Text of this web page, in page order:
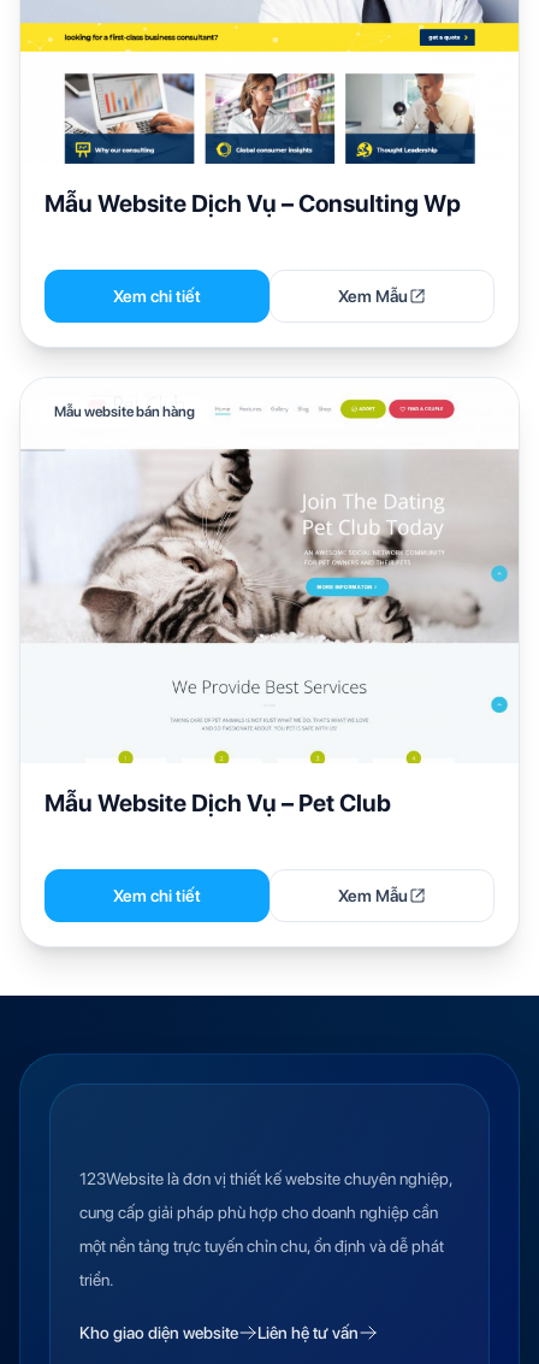
Mẫu Website Dịch Vụ – Consulting Wp
Xem chi tiết Xem Mẫu
Mẫu website bán hàng
Mẫu Website Dịch Vụ – Pet Club
Xem chi tiết Xem Mẫu
123Website là đơn vị thiết kế website chuyên nghiệp,
cung cấp giải pháp phù hợp cho doanh nghiệp cần
một nền tảng trực tuyến chỉn chu, ổn định và dễ phát
triển.
Kho giao diện website Liên hệ tư vấn